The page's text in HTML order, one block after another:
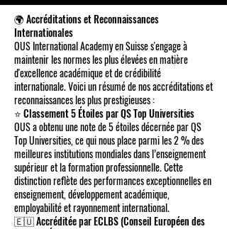
🌍 Accréditations et Reconnaissances
Internationales
OUS International Academy en Suisse s'engage à
maintenir les normes les plus élevées en matière
d'excellence académique et de crédibilité
internationale. Voici un résumé de nos accréditations et
reconnaissances les plus prestigieuses :
⭐ Classement 5 Étoiles par QS Top Universities
OUS a obtenu une note de 5 étoiles décernée par QS
Top Universities, ce qui nous place parmi les 2 % des
meilleures institutions mondiales dans l’enseignement
supérieur et la formation professionnelle. Cette
distinction reflète des performances exceptionnelles en
enseignement, développement académique,
employabilité et rayonnement international.
🇪🇺 Accréditée par ECLBS (Conseil Européen des